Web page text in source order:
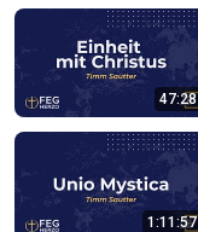
47:28
1:11:57